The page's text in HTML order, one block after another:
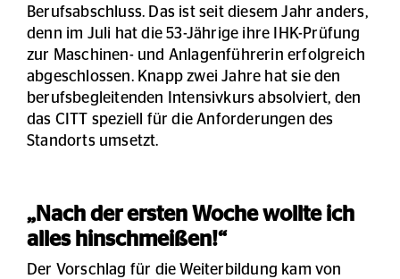
Berufsabschluss. Das ist seit diesem Jahr anders,
denn im Juli hat die 53-Jährige ihre IHK-Prüfung
zur Maschinen- und Anlagenführerin erfolgreich
abgeschlossen. Knapp zwei Jahre hat sie den
berufsbegleitenden Intensivkurs absolviert, den
das CITT speziell für die Anforderungen des
Standorts umsetzt.
„Nach der ersten Woche wollte ich
alles hinschmeißen!“
Der Vorschlag für die Weiterbildung kam von